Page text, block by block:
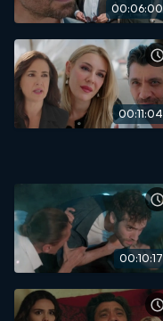
00:06:00
00:11:04
00:10:17